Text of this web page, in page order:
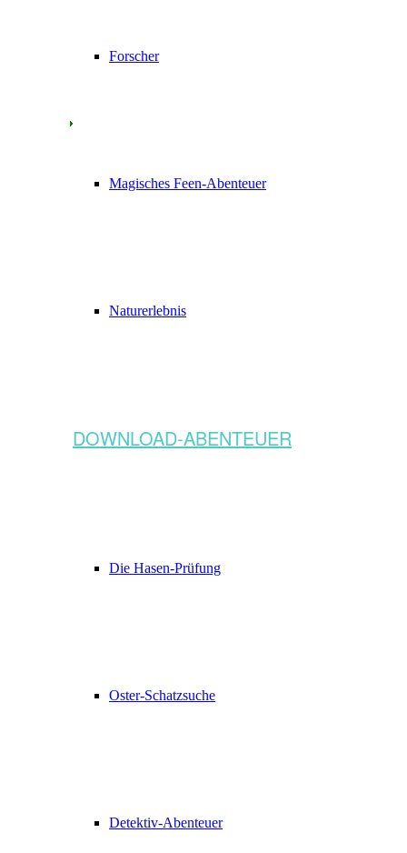
Forscher
Magisches Feen-Abenteuer
Naturerlebnis
DOWNLOAD-ABENTEUER
Die Hasen-Prüfung
Oster-Schatzsuche
Detektiv-Abenteuer